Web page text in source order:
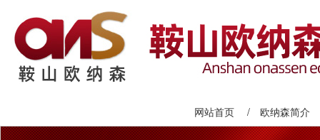
网站首页 / 欧纳森简介